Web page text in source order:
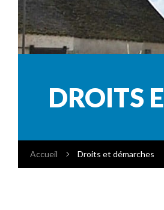
DROITS
Accueil Droits et démarches